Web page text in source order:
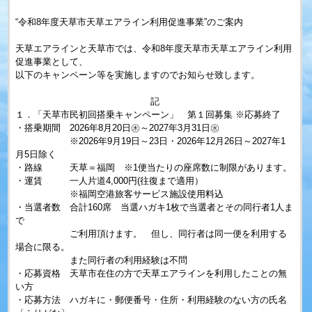
“令和8年度天草市天草エアライン利用促進事業”のご案内
天草エアラインと天草市では、令和8年度天草市天草エアライン利用
促進事業として、
以下のキャンペーン等を実施しますのでお知らせ致します。
記
１．「天草市民初回搭乗キャンペーン」 第１回募集 ※応募終了
・搭乗期間 2026年8月20日㊍～2027年3月31日㊌
※2026年9月19日～23日・2026年12月26日～2027年1
月5日除く
・路線 天草＝福岡 ※1便当たりの座席数に制限があります。
・運賃 一人片道4,000円(往復まで適用）
※福岡空港旅客サービス施設使用料込
・当選者数 合計160席 当選ハガキ1枚で当選者とその同行者1人ま
で
ご利用頂けます。 但し、同行者は同一便を利用する
場合に限る。
また同行者の利用経験は不問
・応募資格 天草市在住の方で天草エアラインを利用したことの無
い方
・応募方法 ハガキに・郵便番号・住所・利用経験のない方の氏名